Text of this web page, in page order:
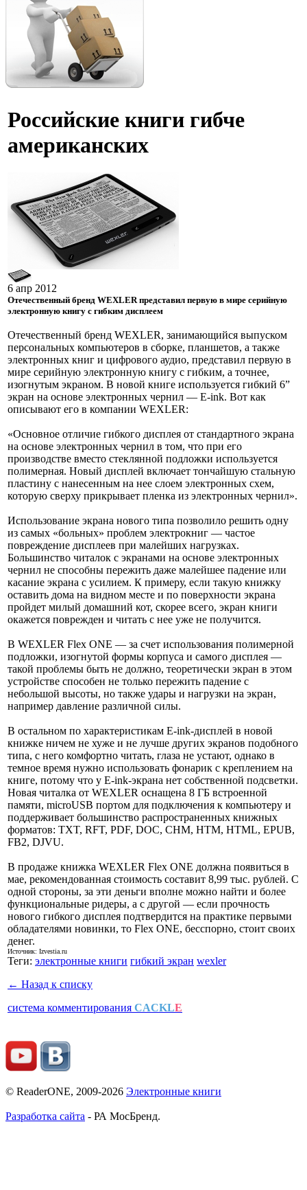
Российские книги гибче
американских
6 апр 2012
Отечественный бренд WEXLER представил первую в мире серийную
электронную книгу с гибким дисплеем
Отечественный бренд WEXLER, занимающийся выпуском
персональных компьютеров в сборке, планшетов, а также
электронных книг и цифрового аудио, представил первую в
мире серийную электронную книгу с гибким, а точнее,
изогнутым экраном. В новой книге используется гибкий 6”
экран на основе электронных чернил — E-ink. Вот как
описывают его в компании WEXLER:
«Основное отличие гибкого дисплея от стандартного экрана
на основе электронных чернил в том, что при его
производстве вместо стеклянной подложки используется
полимерная. Новый дисплей включает тончайшую стальную
пластину с нанесенным на нее слоем электронных схем,
которую сверху прикрывает пленка из электронных чернил».
Использование экрана нового типа позволило решить одну
из самых «больных» проблем электрокниг — частое
повреждение дисплеев при малейших нагрузках.
Большинство читалок с экранами на основе электронных
чернил не способны пережить даже малейшее падение или
касание экрана с усилием. К примеру, если такую книжку
оставить дома на видном месте и по поверхности экрана
пройдет милый домашний кот, скорее всего, экран книги
окажется поврежден и читать с нее уже не получится.
В WEXLER Flex ONE — за счет использования полимерной
подложки, изогнутой формы корпуса и самого дисплея —
такой проблемы быть не должно, теоретически экран в этом
устройстве способен не только пережить падение с
небольшой высоты, но также удары и нагрузки на экран,
например давление различной силы.
В остальном по характеристикам E-ink-дисплей в новой
книжке ничем не хуже и не лучше других экранов подобного
типа, с него комфортно читать, глаза не устают, однако в
темное время нужно использовать фонарик с креплением на
книге, потому что у E-ink-экрана нет собственной подсветки.
Новая читалка от WEXLER оснащена 8 ГБ встроенной
памяти, microUSB портом для подключения к компьютеру и
поддерживает большинство распространенных книжных
форматов: TXT, RFT, PDF, DOC, CHM, HTM, HTML, EPUB,
FB2, DJVU.
В продаже книжка WEXLER Flex ONE должна появиться в
мае, рекомендованная стоимость составит 8,99 тыс. рублей. С
одной стороны, за эти деньги вполне можно найти и более
функциональные ридеры, а с другой — если прочность
нового гибкого дисплея подтвердится на практике первыми
обладателями новинки, то Flex ONE, бесспорно, стоит своих
денег.
Источник: Izvestia.ru
Теги: электронные книги гибкий экран wexler
← Назад к списку
система комментирования CACKLE
© ReaderONE, 2009-2026 Электронные книги
Разработка сайта - РА МосБренд.